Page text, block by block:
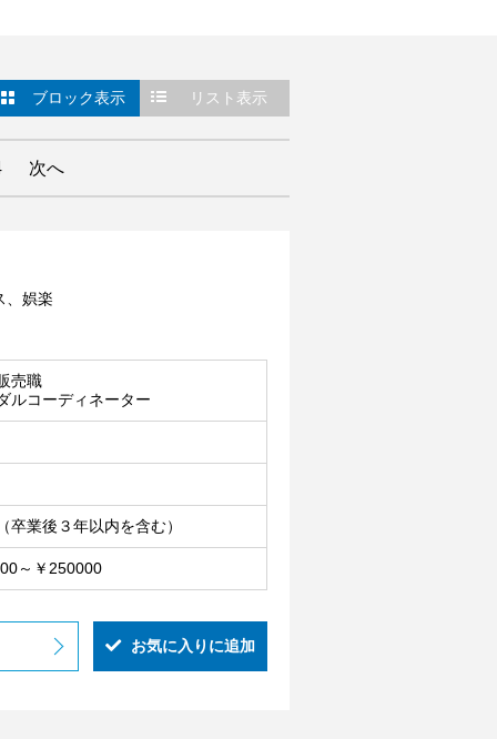
ブロック表示 リスト表示
次へ
、娯楽
売職
ルコーディネーター
卒業後３年以内を含む）
～￥250000
お気に入りに追加